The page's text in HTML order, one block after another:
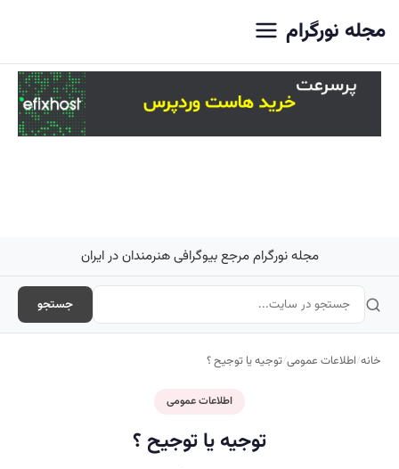
مجله نورگرام
مجله نورگرام مرجع بیوگرافی هنرمندان در ایران
جستجو
خانه/اطلاعات عمومی/توجیه یا توجیح ؟
اطلاعات عمومی
توجیه یا توجیح ؟